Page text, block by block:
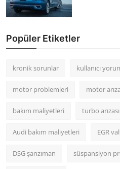
Popüler Etiketler
kronik sorunlar kullanıcı
motor problemleri motor
bakım maliyetleri turbo arızası
Audi bakım maliyetleri EGR
DSG şanzıman süspansiyon